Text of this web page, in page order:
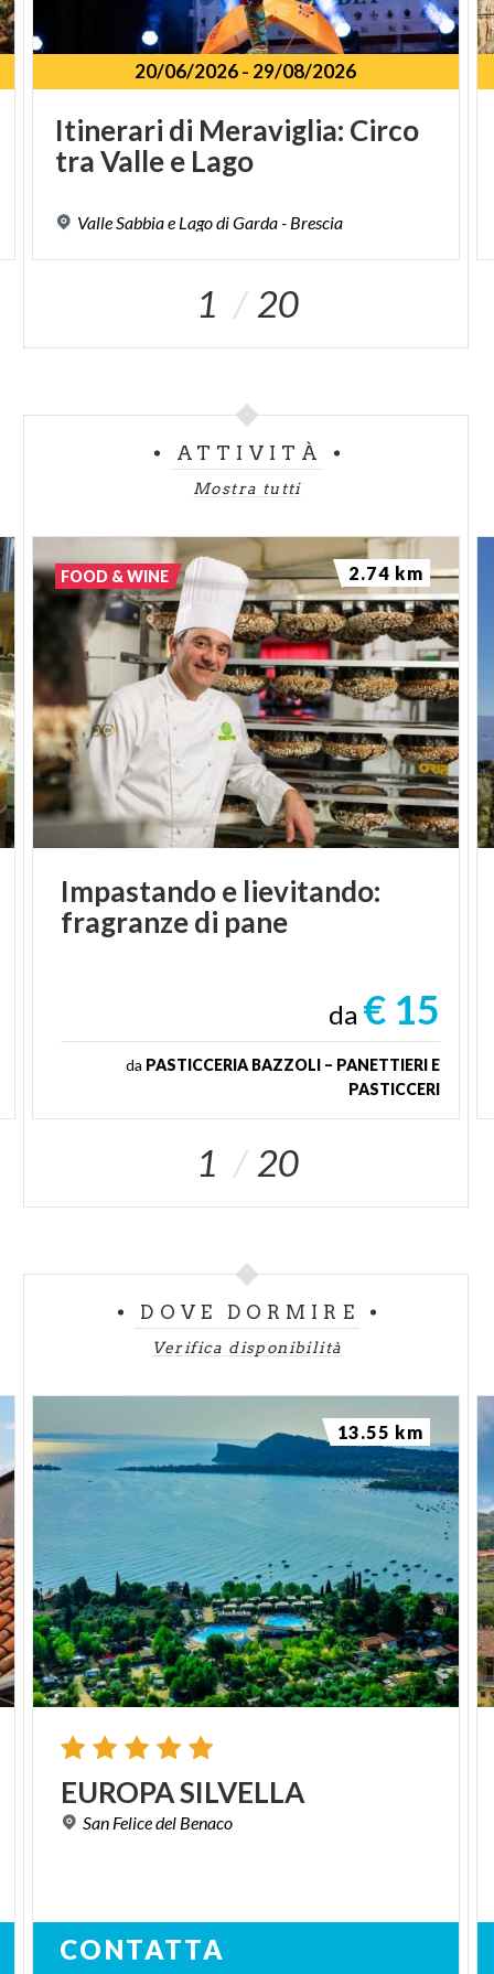
20/06/2026- 29/08/2026
Itinerari di Meraviglia: Circo
traVallee Lago
Valle Sabbiae LagodiGarda- Brescia
1 20
ATTIVITÀ
Mostra tutti
Impastandoe lievitando:
fragranzedi pane
da € 15
da PASTICCERIA BAZZOLI – PANETTIERI E
PASTICCERI
FOOD & WINE 2.74 km
1 20
DOVE DORMIRE
Verifica disponibilità
EUROPASILVELLA
San Felicedel Benaco
CONTATTA
13.55 km